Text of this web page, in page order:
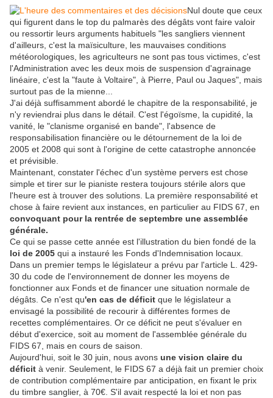
Nul doute que ceux
qui figurent dans le top du palmarès des dégâts vont faire valoir
ou ressortir leurs arguments habituels "les sangliers viennent
d'ailleurs, c'est la maïsiculture, les mauvaises conditions
météorologiques, les agriculteurs ne sont pas tous victimes, c'est
l'Administration avec les deux mois de suspension d'agrainage
linéaire, c'est la "faute à Voltaire", à Pierre, Paul ou Jaques", mais
surtout pas de la mienne...
J'ai déjà suffisamment abordé le chapitre de la responsabilité, je
n'y reviendrai plus dans le détail. C'est l'égoïsme, la cupidité, la
vanité, le "clanisme organisé en bande", l'absence de
responsabilisation financière ou le détournement de la loi de
2005 et 2008 qui sont à l'origine de cette catastrophe annoncée
et prévisible.
Maintenant, constater l'échec d'un système pervers est chose
simple et tirer sur le pianiste restera toujours stérile alors que
l'heure est à trouver des solutions. La première responsabilité et
chose à faire revient aux instances, en particulier au FIDS 67, en
convoquant pour la rentrée de septembre une assemblée
générale.
Ce qui se passe cette année est l'illustration du bien fondé de la
loi de 2005 qui a instauré les Fonds d'Indemnisation locaux.
Dans un premier temps le législateur a prévu par l'article L. 429-
30 du code de l'environnement de donner les moyens de
fonctionner aux Fonds et de financer une situation normale de
dégâts. Ce n'est qu'en cas de déficit que le législateur a
envisagé la possibilité de recourir à différentes formes de
recettes complémentaires. Or ce déficit ne peut s'évaluer en
début d'exercice, soit au moment de l'assemblée générale du
FIDS 67, mais en cours de saison.
Aujourd'hui, soit le 30 juin, nous avons une vision claire du
déficit à venir. Seulement, le FIDS 67 a déjà fait un premier choix
de contribution complémentaire par anticipation, en fixant le prix
du timbre sanglier, à 70€. S'il avait respecté la loi et non pas